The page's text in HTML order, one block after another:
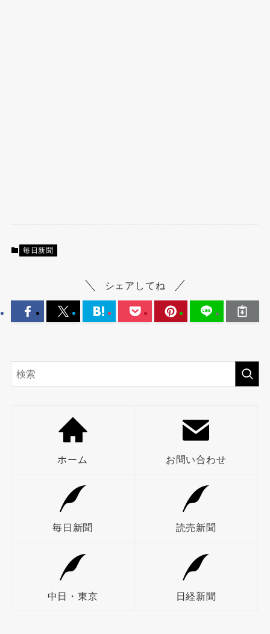
毎日新聞
シェアしてね
ホーム お問い合わせ
毎日新聞 読売新聞
中日・東京 日経新聞